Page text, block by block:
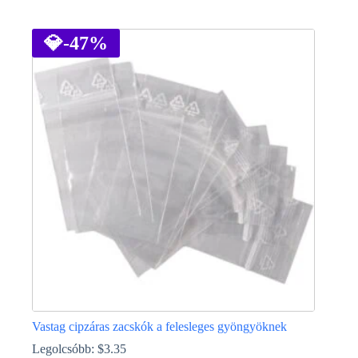
terméknek
több
variációja
van.
változatok
termékoldalon
választhatók
💎-47%
Vastag cipzáras zacskók a felesleges gyöngyöknek
Legolcsóbb: $3.35